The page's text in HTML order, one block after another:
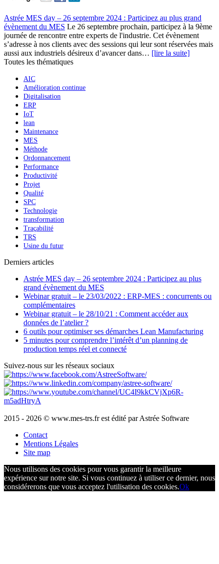
Astrée MES day – 26 septembre 2024 : Participez au plus grand
évènement du MES Le 26 septembre prochain, participez à la 9ème
journée de rencontre entre experts de l'industrie. Cet évènement
s’adresse à nos clients avec des sessions qui leur sont réservées mais
aussi aux industriels désireux d’avancer dans… [lire la suite]
Toutes les thématiques
AIC
Amélioration continue
Digitalisation
ERP
IoT
lean
Maintenance
MES
Méthode
Ordonnancement
Performance
Productivité
Projet
Qualité
SPC
Technologie
transformation
Traçabilité
TRS
Usine du futur
Derniers articles
Astrée MES day – 26 septembre 2024 : Participez au plus
grand évènement du MES
Webinar gratuit – le 23/03/2022 : ERP-MES : concurrents ou
complémentaires
Webinar gratuit – le 28/10/21 : Comment accéder aux
données de l’atelier ?
6 outils pour optimiser ses démarches Lean Manufacturing
5 minutes pour comprendre l’intérêt d’un planning de
production temps réel et connecté
Suivez-nous sur les réseaux sociaux
2015 - 2026 © www.mes-trs.fr est édité par Astrée Software
Contact
Mentions Légales
Site map
Nous utilisons des cookies pour vous garantir la meilleure
expérience sur notre site. Si vous continuez à utiliser ce dernier, nous
considérerons que vous acceptez l'utilisation des cookies.Ok